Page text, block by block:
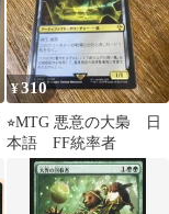
¥310
⭐︎MTG 悪意の大梟 日
本語 FF統率者